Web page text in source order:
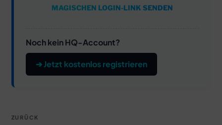
MAGISCHEN LOGIN-LINK SENDEN
Noch kein HQ-Account?
➔ Jetzt kostenlos registrieren
Beitragsnavigation
Vorheriger
ZURÜCK